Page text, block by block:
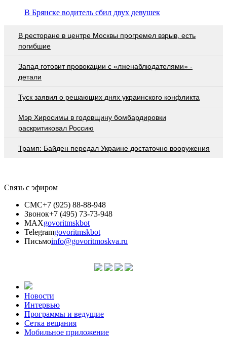
В Брянске водитель сбил двух девушек
В ресторане в центре Москвы прогремел взрыв, есть
погибшие
Запад готовит провокации с «лженаблюдателями» -
детали
Туск заявил о решающих днях украинского конфликта
Мэр Хиросимы в годовщину бомбардировки
раскритиковал Россию
Трамп: Байден передал Украине достаточно вооружения
Связь с эфиром
СМС+7 (925) 88-88-948
Звонок+7 (495) 73-73-948
MAXgovoritmskbot
Telegramgovoritmskbot
Письмоinfo@govoritmoskva.ru
Новости
Интервью
Программы и ведущие
Сетка вещания
Мобильное приложение